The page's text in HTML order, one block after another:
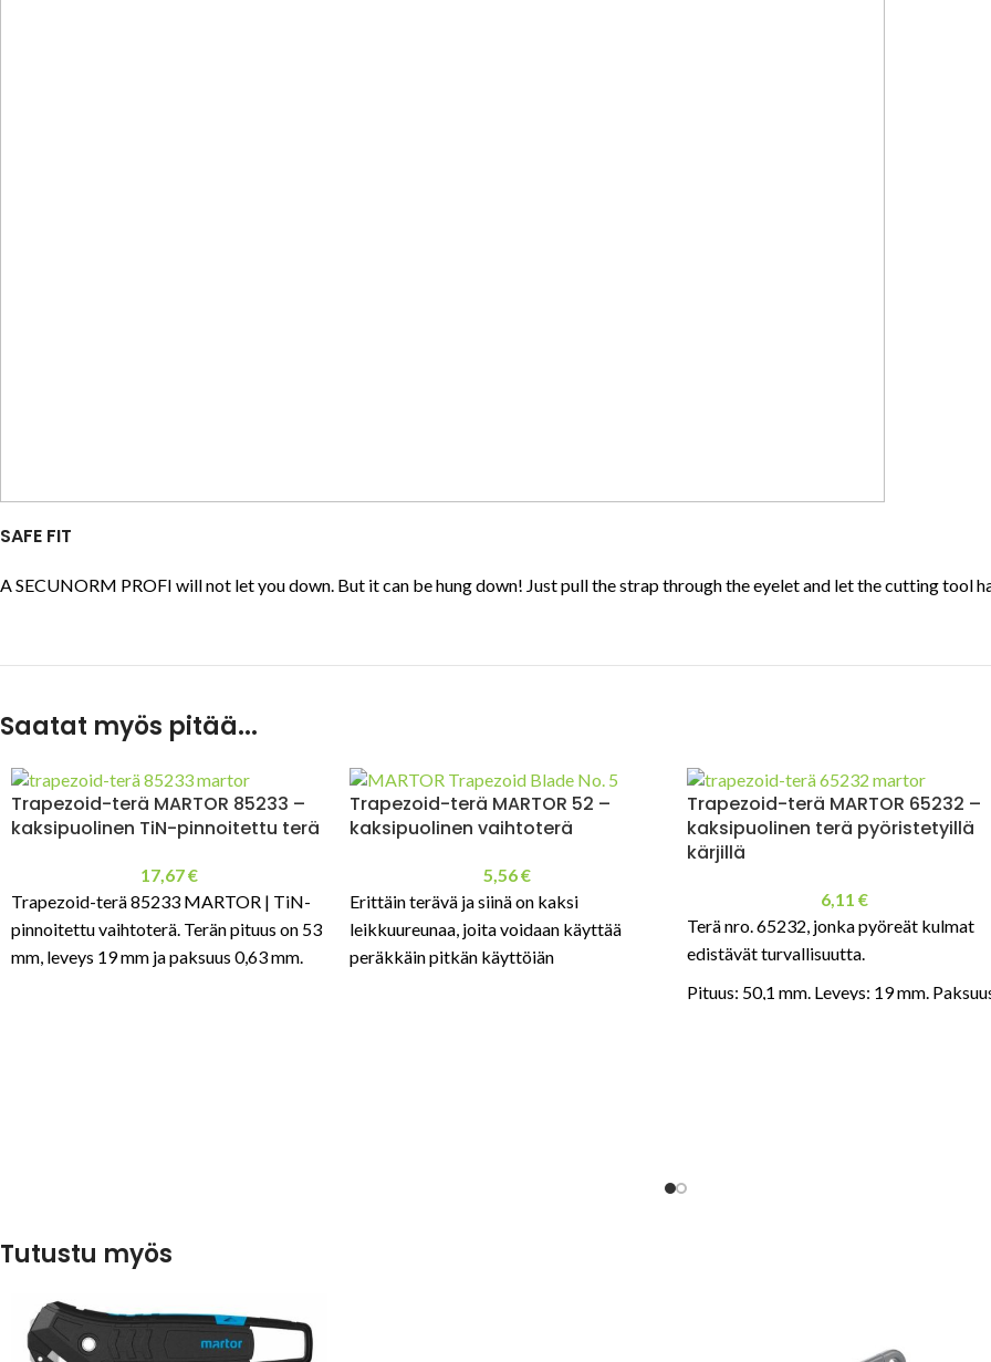
SAFE FIT
A SECUNORM PROFI will not let you down. But it can be hung down! Just pull the strap through the eyelet and let the cutting tool
Saatat myös pitää...
Trapezoid-terä MARTOR 85233 –
kaksipuolinen TiN-pinnoitettu terä
17,67€
Trapezoid-terä 85233 MARTOR | TiN-
pinnoitettu vaihtoterä. Terän pituus on 53
mm, leveys 19 mm ja paksuus 0,63 mm.
Trapezoid-terä MARTOR 52 –
kaksipuolinen vaihtoterä
5,56€
Erittäin terävä ja siinä on kaksi
leikkuureunaa, joita voidaan käyttää
peräkkäin pitkän käyttöiän
Trapezoid-terä MARTOR 65232 –
kaksipuolinen terä pyöristetyillä
kärjillä
6,11€
Terä nro. 65232, jonka pyöreät kulmat
edistävät turvallisuutta.
Pituus: 50,1 mm. Leveys: 19 mm.
Tutustu myös